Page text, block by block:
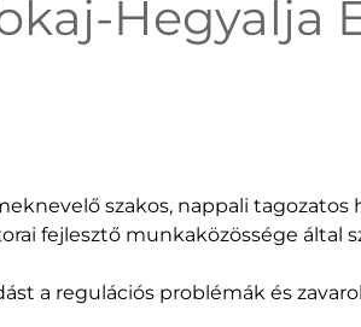
Hegyalja
szakos, nappali
fejlesztő munkaközössége által
a regulációs problémák és